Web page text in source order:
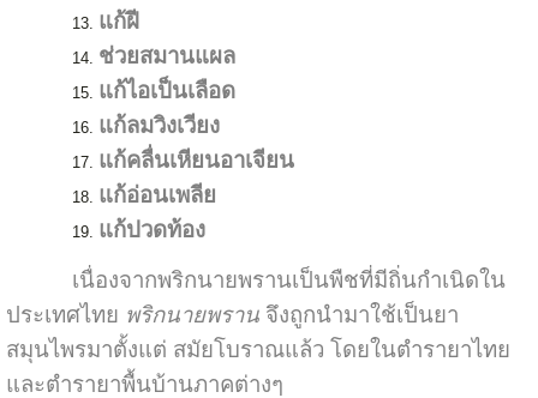
แก้ฝี
ช่วยสมานแผล
แก้ไอเป็นเลือด
แก้ลมวิงเวียง
แก้คลื่นเหียนอาเจียน
แก้อ่อนเพลีย
แก้ปวดท้อง
เนื่องจากพริกนายพรานเป็นพืชที่มีถิ่นกำเนิดใน
ประเทศไทย พริกนายพรานจึงถูกนำมาใช้เป็นยา
สมุนไพรมาตั้งแต่ สมัยโบราณแล้ว โดยในตำรายาไทย
และตำรายาพื้นบ้านภาคต่างๆ